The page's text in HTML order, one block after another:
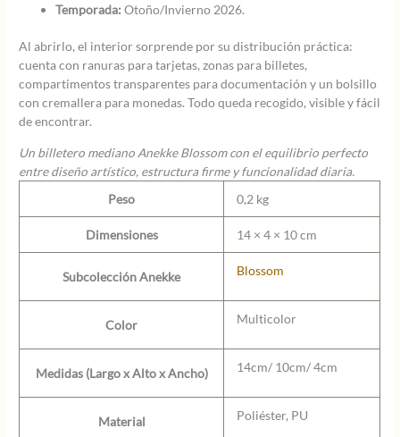
Temporada: Otoño/Invierno 2026.
Al abrirlo, el interior sorprende por su distribución práctica:
cuenta con ranuras para tarjetas, zonas para billetes,
compartimentos transparentes para documentación y un bolsillo
con cremallera para monedas. Todo queda recogido, visible y fácil
de encontrar.
Un billetero mediano Anekke Blossom con el equilibrio perfecto
entre diseño artístico, estructura firme y funcionalidad diaria.
Peso
0,2 kg
Dimensiones 14 × 4 × 10 cm
Subcolección Anekke Blossom
Color Multicolor
Medidas (Largo x Alto x Ancho) 14cm/ 10cm/ 4cm
Material Poliéster, PU